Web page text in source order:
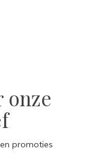
onze
promoties